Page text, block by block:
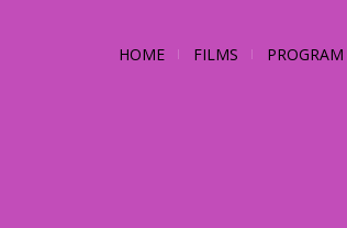
HOME FILMS PROGRAM